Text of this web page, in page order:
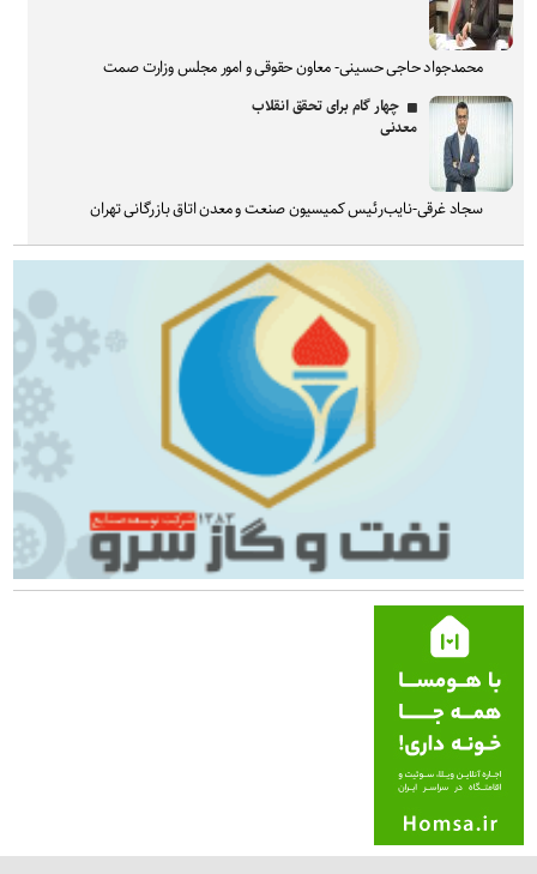
محمدجواد حاجی حسینی- معاون حقوقی و امور مجلس وزارت صمت
چهار گام برای تحقق انقلاب
معدنی
سجاد غرقی-نایب‌رئیس کمیسیون صنعت و معدن اتاق بازرگانی تهران